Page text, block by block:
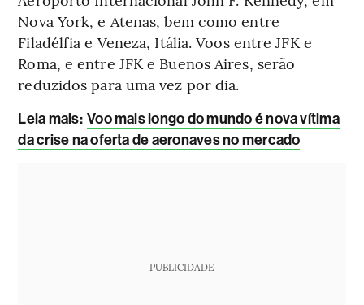
Nova York, e Atenas, bem como entre
Filadélfia e Veneza, Itália. Voos entre JFK e
Roma, e entre JFK e Buenos Aires, serão
reduzidos para uma vez por dia.
Leia mais: Voo mais longo do mundo é nova vítima
da crise na oferta de aeronaves no mercado
PUBLICIDADE